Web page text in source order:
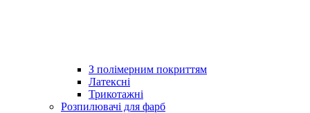
З полімерним покриттям
Латексні
Трикотажні
Розпилювачі для фарб